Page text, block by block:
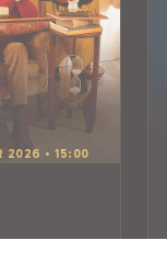
2026 • 15:00